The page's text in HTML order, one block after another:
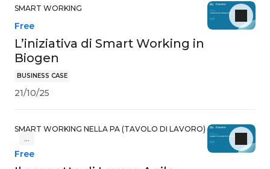
SMART WORKING
BUSINESS CASE
L’iniziativa di Smart Working in
Biogen
Free
21/10/25
SMART WORKING NELLA PA (TAVOLO DI LAVORO)
…
Free